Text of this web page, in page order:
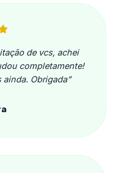
de vcs, achei
completamente!
Obrigada”